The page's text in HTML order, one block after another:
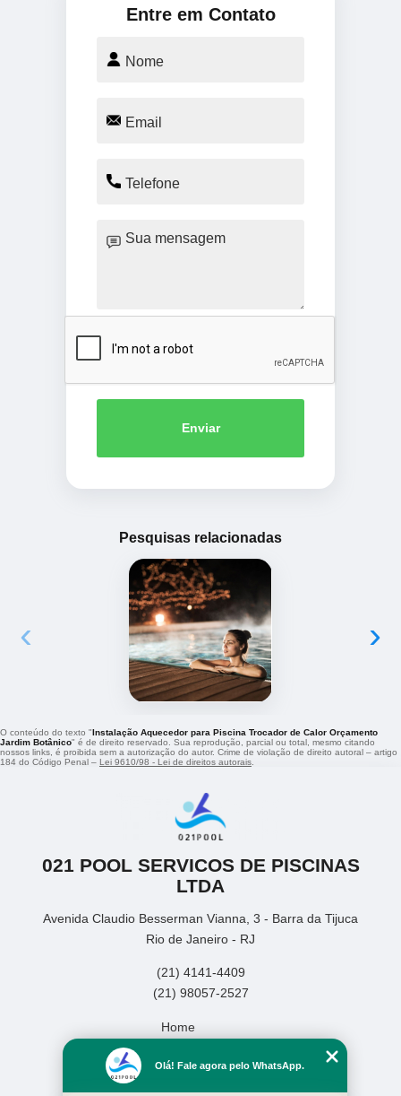
Entre em Contato
Enviar
Pesquisas relacionadas
‹ ›
O conteúdo do texto "Instalação Aquecedor para Piscina Trocador de Calor Orçamento
Jardim Botânico" é de direito reservado. Sua reprodução, parcial ou total, mesmo citando
nossos links, é proibida sem a autorização do autor. Crime de violação de direito autoral – artigo
184 do Código Penal – Lei 9610/98 - Lei de direitos autorais
021 POOL SERVICOS DE PISCINAS
LTDA
Avenida Claudio Besserman Vianna, 3 - Barra da Tijuca
Rio de Janeiro - RJ
(21) 4141-4409
(21) 98057-2527
Home
Missão
Olá! Fale agora pelo WhatsApp.